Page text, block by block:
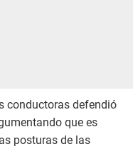
conductoras defendió
que es
posturas de las